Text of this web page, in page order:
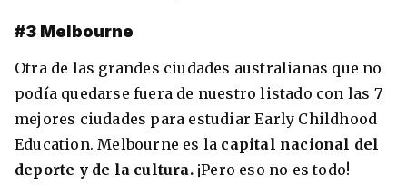
#3 Melbourne
Otra de las grandes ciudades australianas que no
podía quedarse fuera de nuestro listado con las 7
mejores ciudades para estudiar Early Childhood
Education. Melbourne es la capital nacional del
deporte y de la cultura. ¡Pero eso no es todo!